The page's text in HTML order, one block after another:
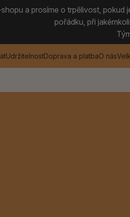
a prosíme o trpělivost,
pořádku, při
UdržitelnostDoprava a platbaO nás